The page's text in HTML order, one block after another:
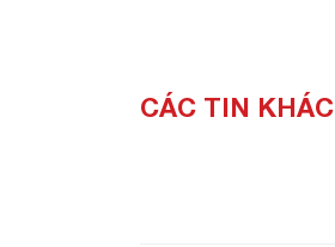
CÁC TIN KHÁC